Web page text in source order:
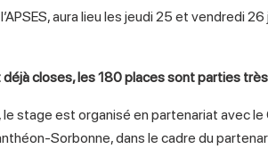
aura lieu les jeudi 25 et vendredi
closes, les 180 places sont parties
stage est organisé en partenariat avec le
Sorbonne, dans le cadre du